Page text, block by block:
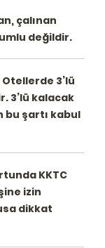
çalınan
değildir.
3’lü
3’lü kalacak
bu şartı kabul
KKTC
izin
dikkat